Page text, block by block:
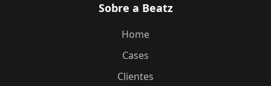
Sobre a Beatz
Home
Cases
Clientes